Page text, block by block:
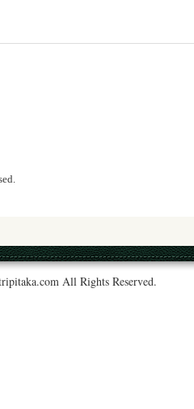
All Rights Reserved.